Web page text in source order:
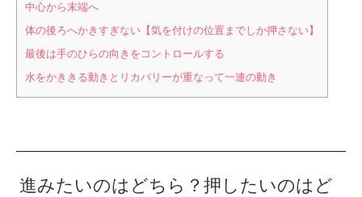
中心から末端へ
体の後ろへかきすぎない【気を付けの位置までしか押さない】
最後は手のひらの向きをコントロールする
水をかききる動きとリカバリーが重なって一連の動き
進みたいのはどちら？押したいのはど